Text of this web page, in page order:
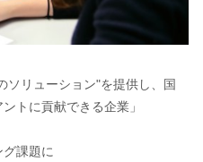
ソリューション"を提供し、国
トに貢献できる企業」
課題に